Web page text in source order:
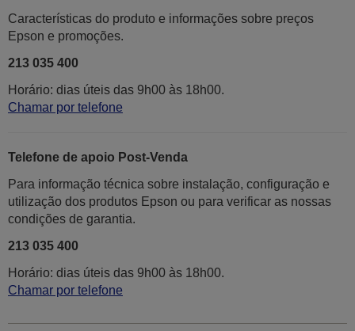
Características do produto e informações sobre preços
Epson e promoções.
213 035 400
Horário: dias úteis das 9h00 às 18h00.
Chamar por telefone
Telefone de apoio Post-Venda
Para informação técnica sobre instalação, configuração e
utilização dos produtos Epson ou para verificar as nossas
condições de garantia.
213 035 400
Horário: dias úteis das 9h00 às 18h00.
Chamar por telefone